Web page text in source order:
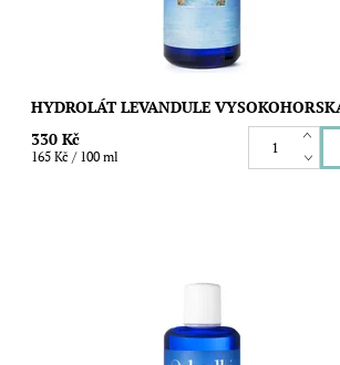
HYDROLÁT LEVANDULE
330 Kč
165 Kč / 100 ml
Latinský názov rostliny: Rosa alba Použitá
původu: Bulharsko...